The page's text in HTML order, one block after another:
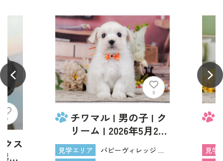
0
ス
の
0
チワマル | 男の子 | ク
リーム | 2026年5月24
日（ID:dog-
200017035）
見学エリア
パピーヴィレッジ アトロ
見学